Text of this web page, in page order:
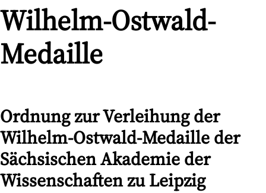
Wilhelm-Ostwald-
Medaille
Ordnung zur Verleihung der
Wilhelm-Ostwald-Medaille der
Sächsischen Akademie der
Wissenschaften zu Leipzig